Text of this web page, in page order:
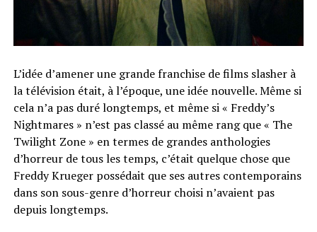
L’idée d’amener une grande franchise de films slasher à
la télévision était, à l’époque, une idée nouvelle. Même si
cela n’a pas duré longtemps, et même si « Freddy’s
Nightmares » n’est pas classé au même rang que « The
Twilight Zone » en termes de grandes anthologies
d’horreur de tous les temps, c’était quelque chose que
Freddy Krueger possédait que ses autres contemporains
dans son sous-genre d’horreur choisi n’avaient pas
depuis longtemps.